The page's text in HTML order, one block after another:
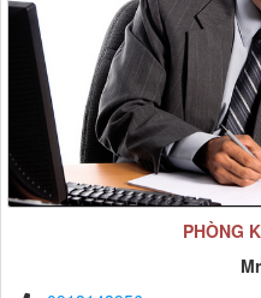
PHÒNG